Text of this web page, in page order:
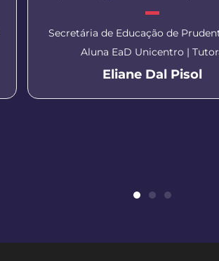
Secretária de Educação de
Aluna EaD Unicentro |
Eliane Dal Pisol